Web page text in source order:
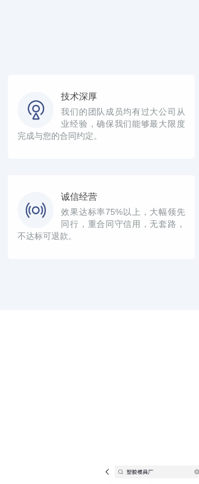
技术深厚
我们的团队成员均有过大公司从
业经验，确保我们能够最大限度
完成与您的合同约定。
诚信经营
效果达标率75%以上，大幅领先
同行，重合同守信用，无套路，
不达标可退款。